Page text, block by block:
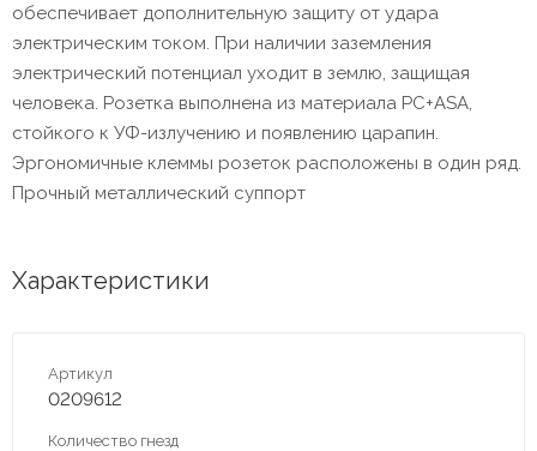
обеспечивает дополнительную защиту от удара
электрическим током. При наличии заземления
электрический потенциал уходит в землю, защищая
человека. Розетка выполнена из материала PС+ASA,
стойкого к УФ-излучению и появлению царапин.
Эргономичные клеммы розеток расположены в один ряд.
Прочный металлический суппорт
Характеристики
Артикул
0209612
Количество гнезд